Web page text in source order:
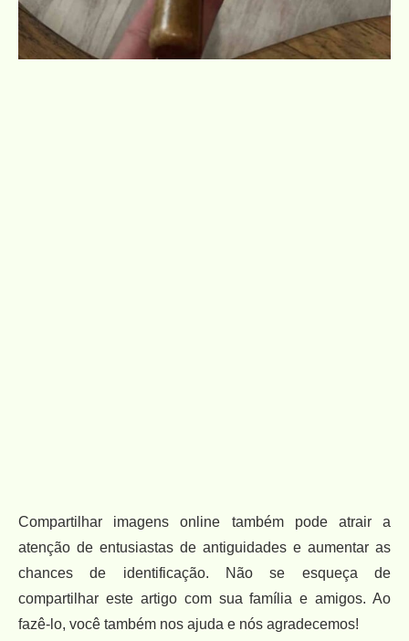
Compartilhar imagens online também pode atrair a
atenção de entusiastas de antiguidades e aumentar as
chances de identificação. Não se esqueça de
compartilhar este artigo com sua família e amigos. Ao
fazê-lo, você também nos ajuda e nós agradecemos!